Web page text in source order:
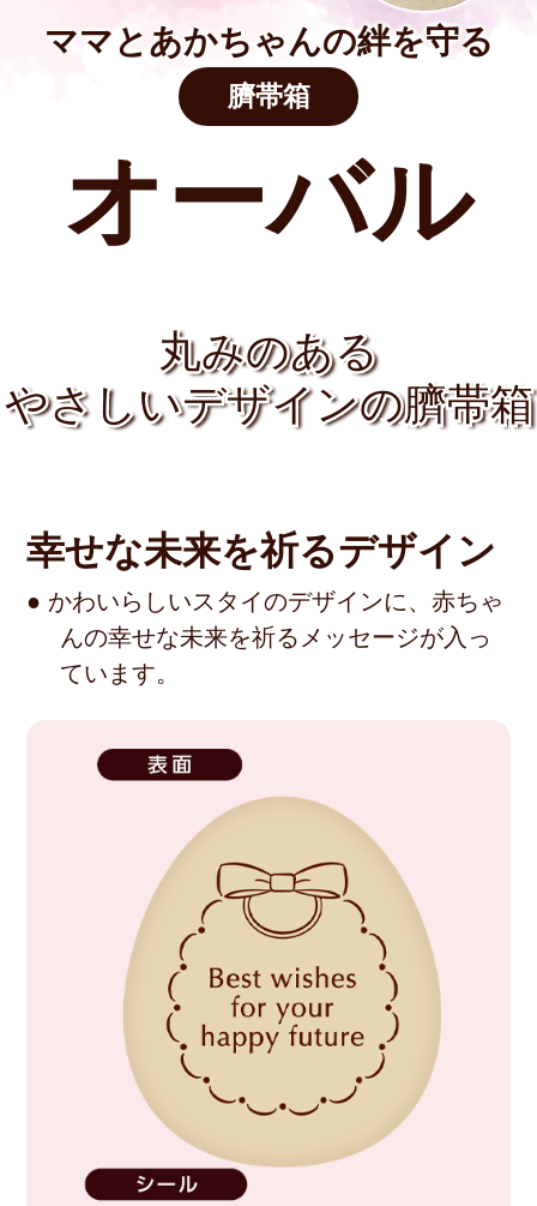
ママとあかちゃんの絆を守る
臍帯箱
オーバル
丸みのある
やさしいデザインの臍帯箱
丸みのある
やさしいデザインの臍帯箱
丸みのある
やさしいデザインの臍帯箱
幸せな未来を祈るデザイン
● かわいらしいスタイのデザインに、赤ちゃ
んの幸せな未来を祈るメッセージが入っ
ています。